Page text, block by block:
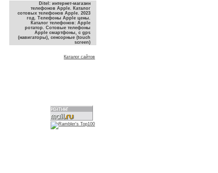
Ditel: интернет-магазин
телефонов Apple. Каталог
сотовых телефонов Apple. 2023
год. Телефоны Apple цены.
Каталог телефонов: Apple
ротатор. Сотовые телефоны
Apple смартфоны, с gps
(навигаторы), сенсорные (touch
screen)
Каталог сайтов